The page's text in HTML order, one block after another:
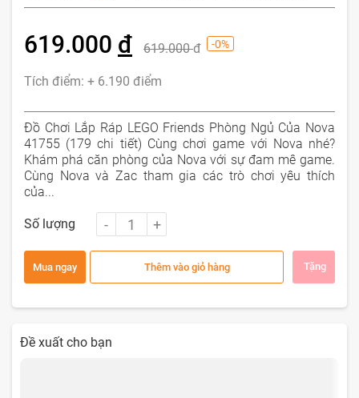
619.000 đ 619.000đ -0%
Tích điểm: + 6.190 điểm
Đồ Chơi Lắp Ráp LEGO Friends Phòng Ngủ Của Nova
41755 (179 chi tiết) Cùng chơi game với Nova nhé?
Khám phá căn phòng của Nova với sự đam mê game.
Cùng Nova và Zac tham gia các trò chơi yêu thích
của...
Số lượng
Mua ngay Thêm vào giỏ hàng Tặng
Đề xuất cho bạn